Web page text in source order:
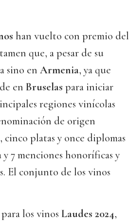
han vuelto con premio del
que, a pesar de su
sino en Armenia, ya que
en Bruselas para iniciar
regiones vinícolas
de origen
cinco platas y once diplomas
7 menciones honoríficas y
El conjunto de los vinos
los vinos Laudes 2024,